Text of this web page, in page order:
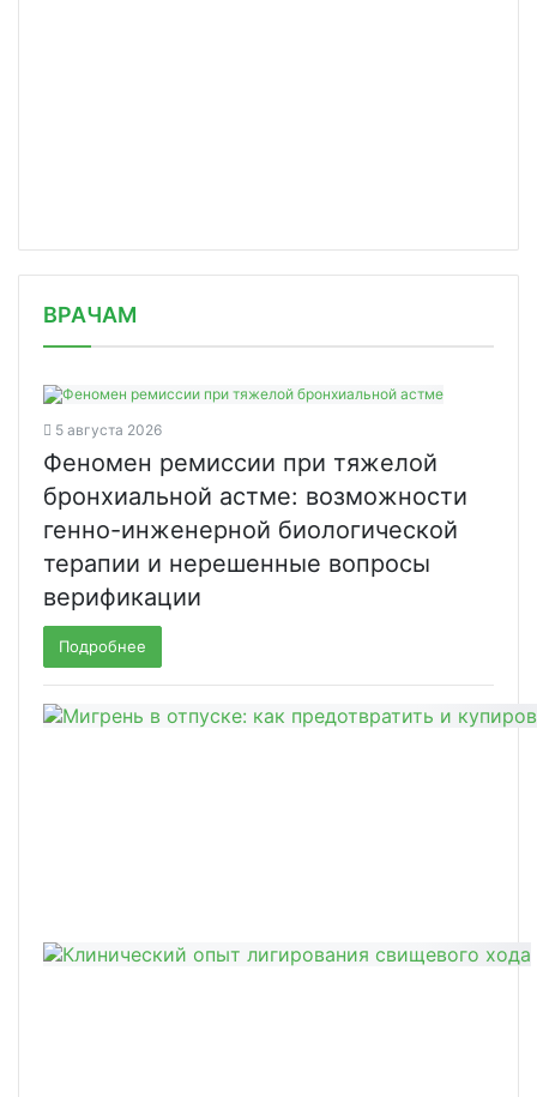
ВРАЧАМ
5 августа 2026
Феномен ремиссии при тяжелой
бронхиальной астме: возможности
генно-инженерной биологической
терапии и нерешенные вопросы
верификации
Подробнее